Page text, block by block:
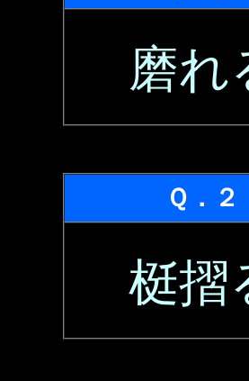
磨れ
Ｑ．２
梃摺